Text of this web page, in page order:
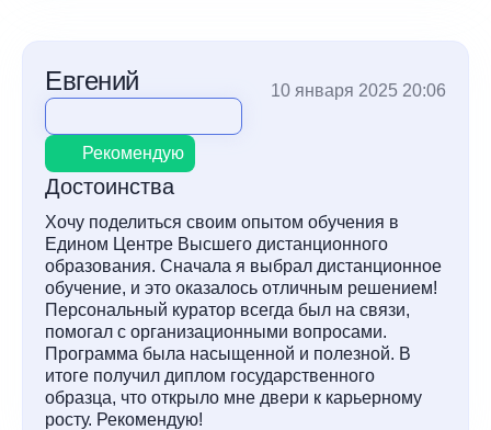
Евгений 10 января 2025 20:06
Рекомендую
Достоинства
Хочу поделиться своим опытом обучения в
Едином Центре Высшего дистанционного
образования. Сначала я выбрал дистанционное
обучение, и это оказалось отличным решением!
Персональный куратор всегда был на связи,
помогал с организационными вопросами.
Программа была насыщенной и полезной. В
итоге получил диплом государственного
образца, что открыло мне двери к карьерному
росту. Рекомендую!